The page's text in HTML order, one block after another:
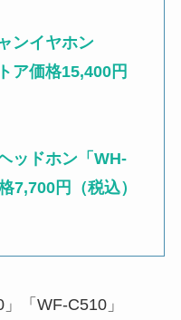
ンイヤホン
ア価格15,400円
ッドホン「WH-
7,700円（税込）
「WF-C510」